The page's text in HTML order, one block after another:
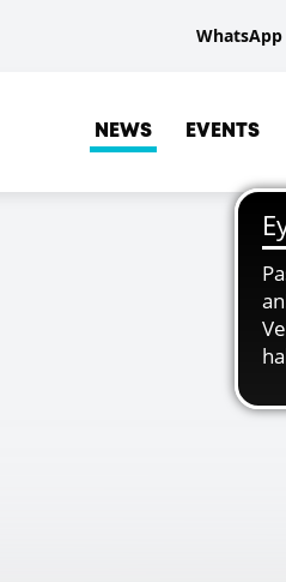
WhatsApp
NEWS EVENTS